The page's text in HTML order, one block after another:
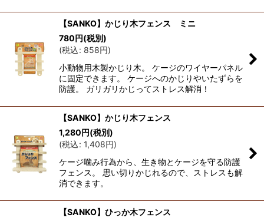
【SANKO】かじり木フェンス ミニ
780円(税別)
(税込: 858円)
小動物用木製かじり木。 ケージのワイヤーパネル
に固定できます。 ケージへのかじりやいたずらを
防護。 ガリガリかじってストレス解消！
【SANKO】かじり木フェンス
1,280円(税別)
(税込: 1,408円)
ケージ噛み行為から、生き物とケージを守る防護
フェンス。 思い切りかじれるので、ストレスも解
消できます。
【SANKO】ひっか木フェンス